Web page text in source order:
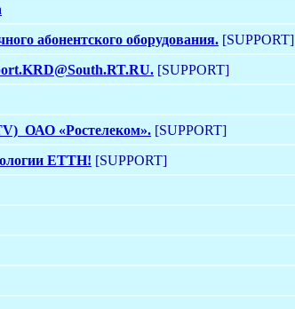
абонентского оборудования. [SUPPORT]
[SUPPORT]
ОАО «Ростелеком». [SUPPORT]
ETTH! [SUPPORT]